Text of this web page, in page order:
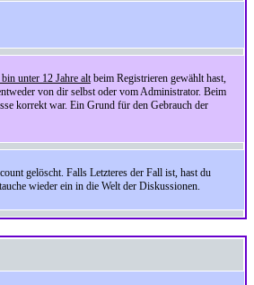
unter 12 Jahre altbeim Registrieren gewählt hast,
von dir selbst oder vom Administrator. Beim
korrekt war. Ein Grund für den Gebrauch der
gelöscht. Falls Letzteres der Fall ist, hast du
wieder ein in die Welt der Diskussionen.